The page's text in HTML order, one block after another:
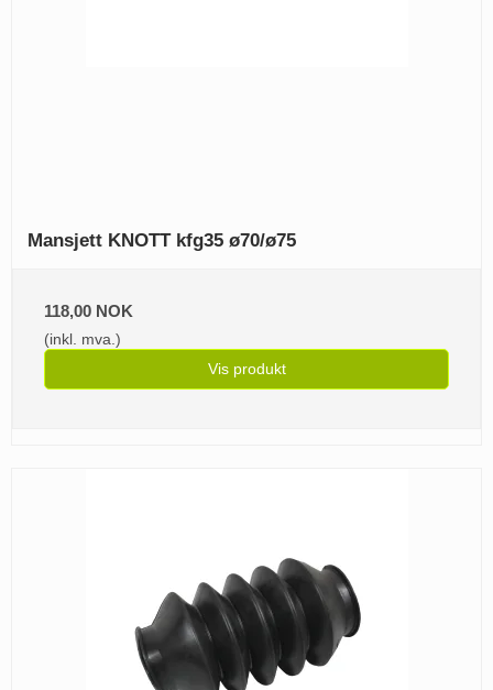
Mansjett KNOTT kfg35 ø70/ø75
118,00 NOK
(inkl. mva.)
Vis produkt